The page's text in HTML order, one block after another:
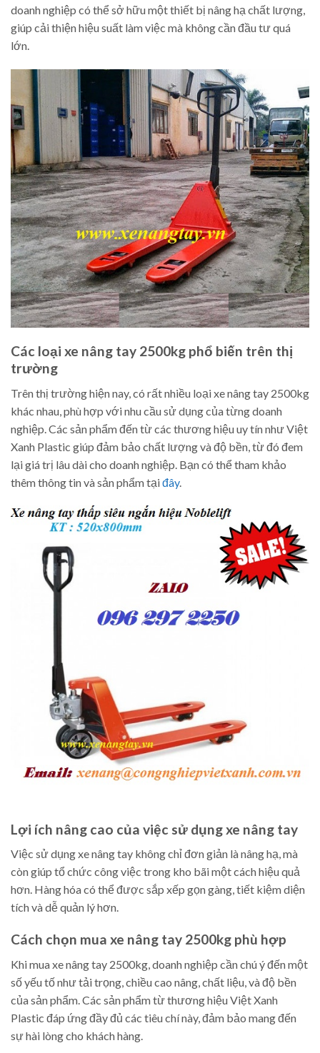
doanh nghiệp có thể sở hữu một thiết bị nâng hạ chất lượng,
giúp cải thiện hiệu suất làm việc mà không cần đầu tư quá
lớn.
Các loại xe nâng tay 2500kg phổ biến trên thị
trường
Trên thị trường hiện nay, có rất nhiều loại xe nâng tay 2500kg
khác nhau, phù hợp với nhu cầu sử dụng của từng doanh
nghiệp. Các sản phẩm đến từ các thương hiệu uy tín như Việt
Xanh Plastic giúp đảm bảo chất lượng và độ bền, từ đó đem
lại giá trị lâu dài cho doanh nghiệp. Bạn có thể tham khảo
thêm thông tin và sản phẩm tạiđây.
Lợi ích nâng cao của việc sử dụng xe nâng tay
Việc sử dụng xe nâng tay không chỉ đơn giản là nâng hạ, mà
còn giúp tổ chức công việc trong kho bãi một cách hiệu quả
hơn. Hàng hóa có thể được sắp xếp gọn gàng, tiết kiệm diện
tích và dễ quản lý hơn.
Cách chọn mua xe nâng tay 2500kg phù hợp
Khi mua xe nâng tay 2500kg, doanh nghiệp cần chú ý đến một
số yếu tố như tải trọng, chiều cao nâng, chất liệu, và độ bền
của sản phẩm. Các sản phẩm từ thương hiệu Việt Xanh
Plastic đáp ứng đầy đủ các tiêu chí này, đảm bảo mang đến
sự hài lòng cho khách hàng.